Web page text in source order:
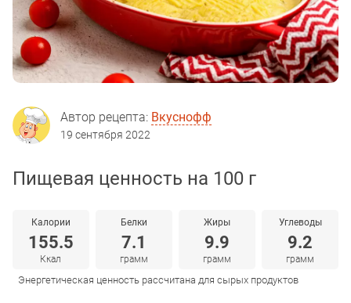
Автор рецепта: Вкуснофф
19 сентября 2022
Пищевая ценность на 100 г
Калории
155.5
Ккал
Белки
7.1
грамм
Жиры
9.9
грамм
Углеводы
9.2
грамм
Энергетическая ценность рассчитана для сырых продуктов